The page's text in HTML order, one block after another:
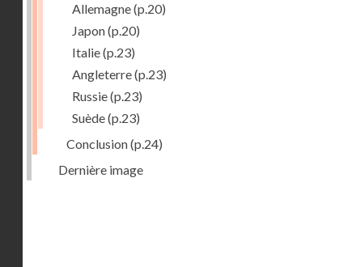
Allemagne(p.20)
Japon(p.20)
Italie(p.23)
Angleterre(p.23)
Russie(p.23)
Suède(p.23)
Conclusion(p.24)
Dernière image